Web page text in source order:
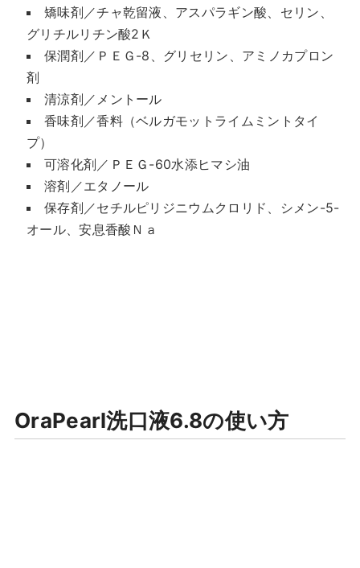
矯味剤／チャ乾留液、アスパラギン酸、セリン、
グリチルリチン酸2Ｋ
保潤剤／ＰＥＧ-8、グリセリン、アミノカプロン
剤
清涼剤／メントール
香味剤／香料（ベルガモットライムミントタイ
プ）
可溶化剤／ＰＥＧ-60水添ヒマシ油
溶剤／エタノール
保存剤／セチルピリジニウムクロリド、シメン-5-
オール、安息香酸Ｎａ
OraPearl洗口液6.8の使い方